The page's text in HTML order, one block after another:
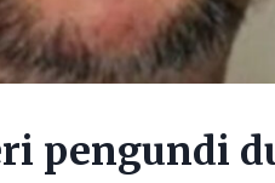
pengundi